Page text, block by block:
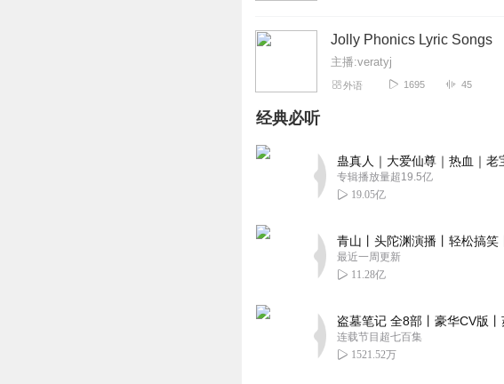
Jolly Phonics Lyric Songs
主播:veratyj
外语 1695 45
经典必听
蛊真人｜大爱仙尊｜热血｜老
专辑播放量超19.5亿
19.05亿
青山丨头陀渊演播丨轻松搞笑
最近一周更新
11.28亿
盗墓笔记 全8部丨豪华CV版
连载节目超七百集
1521.52万